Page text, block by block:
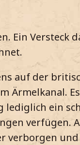
Ein Versteck
auf der
Ärmelkanal.
lediglich ein
verfügen.
verborgen